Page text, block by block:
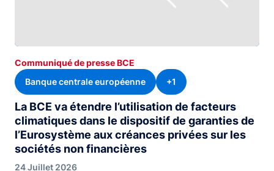
La BCE va étendre l’utilisation de facteurs
climatiques dans le dispositif de garanties de
l’Eurosystème aux créances privées sur les
sociétés non financières
Communiqué de presse BCE
Banque centrale européenne
+1
24 Juillet 2026